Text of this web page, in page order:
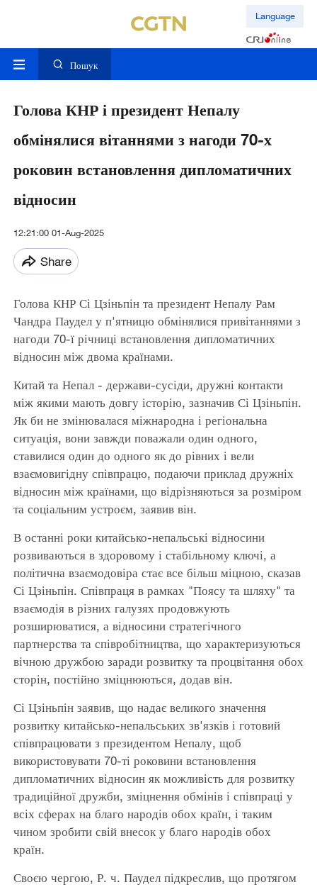
Language
Пошук
Голова КНР і президент Непалу
обмінялися вітаннями з нагоди 70-х
роковин встановлення дипломатичних
відносин
12:21:00 01-Aug-2025
Share
Голова КНР Сі Цзіньпін та президент Непалу Рам
Чандра Паудел у п'ятницю обмінялися привітаннями з
нагоди 70-ї річниці встановлення дипломатичних
відносин між двома країнами.
Китай та Непал - держави-сусіди, дружні контакти
між якими мають довгу історію, зазначив Сі Цзіньпін.
Як би не змінювалася міжнародна і регіональна
ситуація, вони завжди поважали один одного,
ставилися один до одного як до рівних і вели
взаємовигідну співпрацю, подаючи приклад дружніх
відносин між країнами, що відрізняються за розміром
та соціальним устроєм, заявив він.
В останні роки китайсько-непальські відносини
розвиваються в здоровому і стабільному ключі, а
політична взаємодовіра стає все більш міцною, сказав
Сі Цзіньпін. Співпраця в рамках "Поясу та шляху" та
взаємодія в різних галузях продовжують
розширюватися, а відносини стратегічного
партнерства та співробітництва, що характеризуються
вічною дружбою заради розвитку та процвітання обох
сторін, постійно зміцнюються, додав він.
Сі Цзіньпін заявив, що надає великого значення
розвитку китайсько-непальських зв'язків і готовий
співпрацювати з президентом Непалу, щоб
використовувати 70-ті роковини встановлення
дипломатичних відносин як можливість для розвитку
традиційної дружби, зміцнення обмінів і співпраці у
всіх сферах на благо народів обох країн, і таким
чином зробити свій внесок у благо народів обох
країн.
Своєю чергою, Р. ч. Паудел підкреслив, що протягом